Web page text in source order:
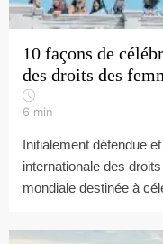
10 façons de
des droits des
6 min
Initialement défendue
internationale des
mondiale destinée à